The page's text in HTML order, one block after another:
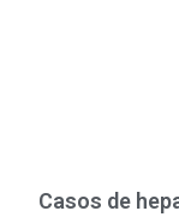
Casos de